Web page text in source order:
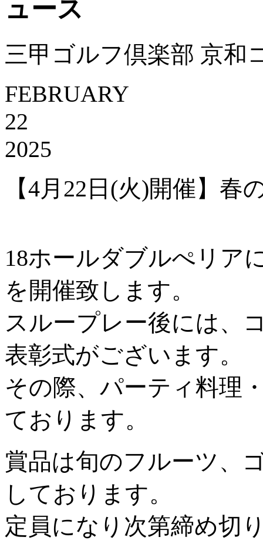
三甲ゴルフ倶楽部 京和
FEBRUARY
22
2025
【4月22日(火)開催】
18ホールダブルぺリア
を開催致します。
スループレー後には、
表彰式がございます。
その際、パーティ料理
ております。
賞品は旬のフルーツ、
しております。
定員になり次第締め切